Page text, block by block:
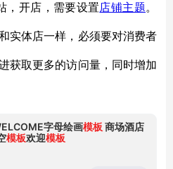
，开店，需要设置店铺主题。
实体店一样，必须要对消费者
获取更多的访问量，同时增加
字母绘画模板 商场酒店
模板欢迎模板